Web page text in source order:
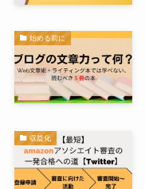
始める前に
収益化